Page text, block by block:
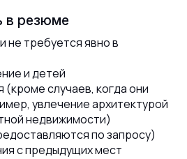
в резюме
требуется явно в
и детей
(кроме случаев, когда они
увлечение архитектурой
недвижимости)
по запросу)
с предыдущих мест